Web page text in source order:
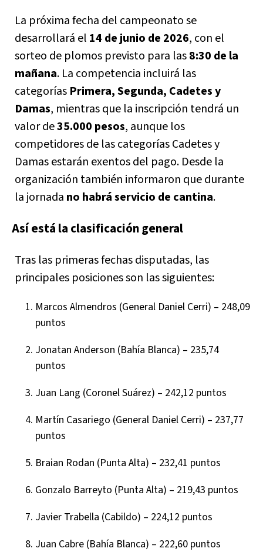
La próxima fecha del campeonato se
desarrollará el 14 de junio de 2026, con el
sorteo de plomos previsto para las8:30 de la
mañana. La competencia incluirá las
categorías Primera, Segunda, Cadetes y
Damas, mientras que la inscripción tendrá un
valor de35.000 pesos, aunque los
competidores de las categorías Cadetes y
Damas estarán exentos del pago. Desde la
organización también informaron que durante
la jornada no habrá servicio de cantina.
Así está la clasificación general
Tras las primeras fechas disputadas, las
principales posiciones son las siguientes:
Marcos Almendros (General Daniel Cerri) – 248,09
puntos
Jonatan Anderson (Bahía Blanca) – 235,74
puntos
Juan Lang (Coronel Suárez) – 242,12 puntos
Martín Casariego (General Daniel Cerri) – 237,77
puntos
Braian Rodan (Punta Alta) – 232,41 puntos
Gonzalo Barreyto (Punta Alta) – 219,43 puntos
Javier Trabella (Cabildo) – 224,12 puntos
Juan Cabre (Bahía Blanca) – 222,60 puntos